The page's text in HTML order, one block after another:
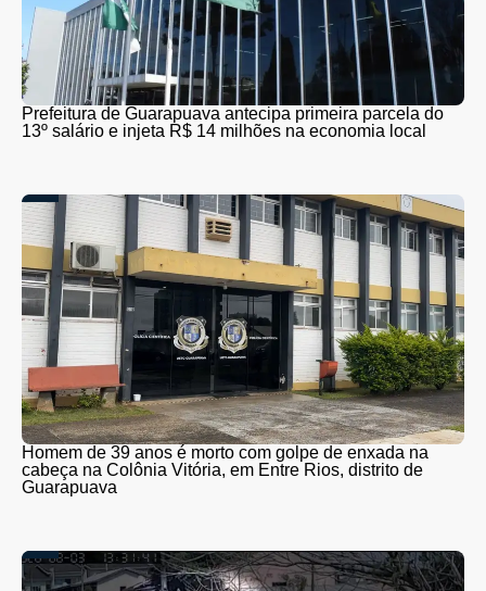
Prefeitura de Guarapuava antecipa primeira parcela do
13º salário e injeta R$ 14 milhões na economia local
Homem de 39 anos é morto com golpe de enxada na
cabeça na Colônia Vitória, em Entre Rios, distrito de
Guarapuava